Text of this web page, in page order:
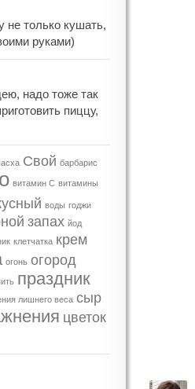
только кушать,
руками)
надо тоже так
пиццу,
Свой барбарис
витамин С витамины
воды годжи
запах йод
клетчатка крем
огонь огород
праздник
лишнего веса сыр
цветок